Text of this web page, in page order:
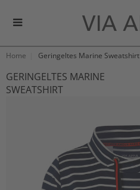
Home Geringeltes Marine Sweatshirt
GERINGELTES MARINE
SWEATSHIRT